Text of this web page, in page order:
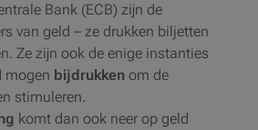
Bank (ECB) zijn de
van geld – ze drukken biljetten
Ze zijn ook de enige instanties
mogen bijdrukken om de
stimuleren.
komt dan ook neer op geld